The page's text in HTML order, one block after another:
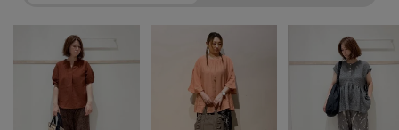
019：ブラック
054：トープ